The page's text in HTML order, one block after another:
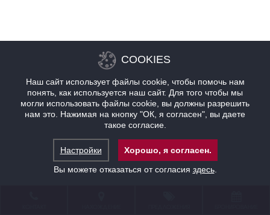
COOKIES
Наш сайт использует файлы cookie, чтобы помочь нам
понять, как используется наш сайт. Для того чтобы мы
могли использовать файлы cookie, вы должны разрешить
нам это. Нажимая на кнопку "ОК, я согласен", вы даете
такое согласие.
Настройки
Хорошо, я согласен.
Вы можете отказаться от согласия здесь.